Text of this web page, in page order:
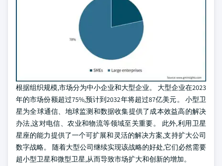
根据组织规模,市场分为中小企业和大型企业。 大型企业在2023
年的市场份额超过75%,预计到2032年将超过87亿美元。 小型卫
星为全球通信、地球监测和数据收集提供了成本效益高的解决
办法,这对电信、农业和物流等领域至关重要。 此外,利用卫星
星座的能力提供了一个可扩展和灵活的解决方案,支持扩大公司
数字战略。 随着大型公司继续实现该战略的好处,它们必然需要
超小型卫星和微型卫星,从而导致市场扩大和创新的增加。